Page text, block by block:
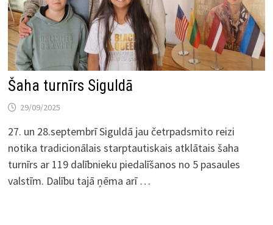
Šaha turnīrs Siguldā
29/09/2025
27. un 28.septembrī Siguldā jau četrpadsmito reizi
notika tradicionālais starptautiskais atklātais šaha
turnīrs ar 119 dalībnieku piedalīšanos no 5 pasaules
valstīm. Dalību tajā ņēma arī …